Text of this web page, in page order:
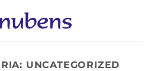
UNCATEGORIZED